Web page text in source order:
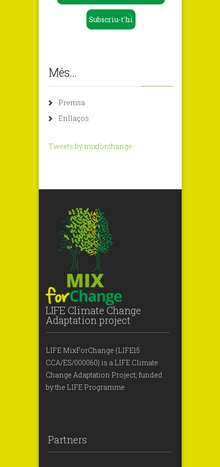
Subscriu-t'hi
Més…
Premsa
Enllaços
Tweets by mixforchange
LIFE Climate Change
Adaptation project
LIFE MixForChange (LIFE15
CCA/ES/000060) is a LIFE Climate
Change Adaptation Project, funded
by the LIFE Programme
Partners